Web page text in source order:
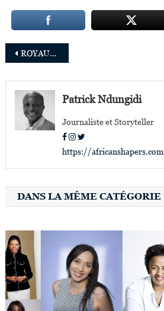
Navigation
de
l’article
ROYAUME-UNI : Marjorie Ngwenya nommée membre externe du Comité de réglementation prudentielle
Patrick Ndungidi
Journaliste et Storyteller
https://africanshapers.com
DANS LA MÊME CATÉGORIE